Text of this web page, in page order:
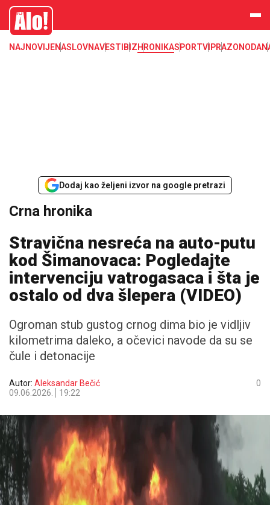
Crna hronika, smrt, ubistvo, likvidacija, krađa, pljačka, hapšenje, policija,
poginuli, zaplena, carina
Alo
NAJNOVIJENASLOVNAVESTI BIZHRONIKASPORTVIPRAZONODA
Dodaj kao željeni izvor na google pretrazi
Crna hronika
Stravična nesreća na auto-putu
kod Šimanovaca: Pogledajte
intervenciju vatrogasaca i šta je
ostalo od dva šlepera (VIDEO)
Ogroman stub gustog crnog dima bio je vidljiv
kilometrima daleko, a očevici navode da su se
čule i detonacije
Autor: Aleksandar Bečić
09.06.2026.
19:22
0